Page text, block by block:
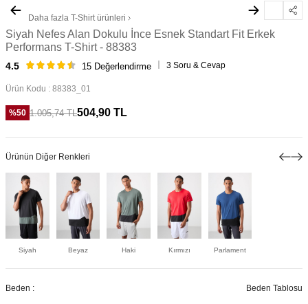
Daha fazla T-Shirtürünleri
Siyah Nefes Alan Dokulu İnce Esnek Standart Fit Erkek
Performans T-Shirt - 88383
4.5 15 Değerlendirme 3 Soru & Cevap
Ürün Kodu : 88383_01
%50 1.005,74TL504,90 TL
Ürünün Diğer Renkleri
Siyah Beyaz Haki Kırmızı Parlament
Beden : Beden Tablosu